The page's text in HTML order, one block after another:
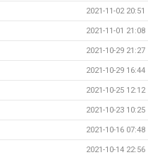
2021-11-02 20:51
2021-11-01 21:08
2021-10-29 21:27
2021-10-29 16:44
2021-10-25 12:12
2021-10-23 10:25
2021-10-16 07:48
2021-10-14 22:56